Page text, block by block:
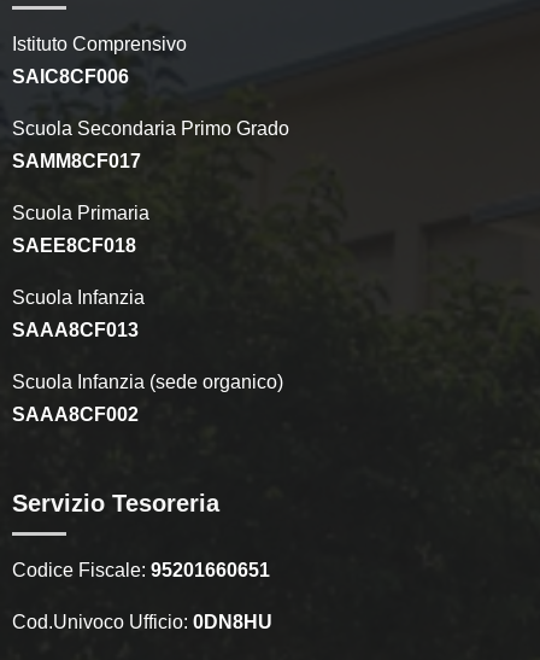
Istituto Comprensivo
SAIC8CF006
Scuola Secondaria Primo Grado
SAMM8CF017
Scuola Primaria
SAEE8CF018
Scuola Infanzia
SAAA8CF013
Scuola Infanzia (sede organico)
SAAA8CF002
Servizio Tesoreria
Codice Fiscale: 95201660651
Cod.Univoco Ufficio: 0DN8HU